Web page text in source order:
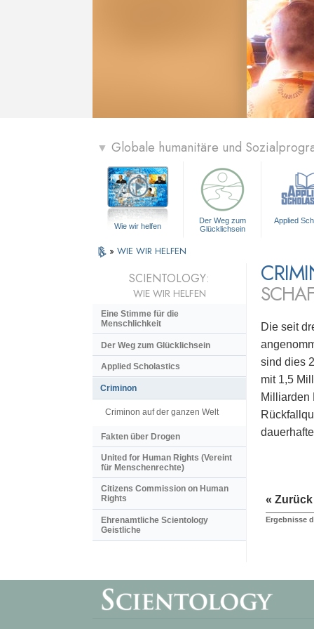
▼ Globale humanitäre und
Wie wir helfen
Der Weg zum
Glücklichsein
Applied
» WIE WIR HELFEN
Die seit
sind dies
mit 1,5
Milliarden
« Zurück
Ergebnisse
SCIENTOLOGY:
WIE WIR HELFEN
Eine Stimme für die
Menschlichkeit
Der Weg zum Glücklichsein
Applied Scholastics
Criminon
Criminon auf der ganzen Welt
Fakten über Drogen
United for Human Rights (Vereint
für Menschenrechte)
Citizens Commission on Human
Rights
Ehrenamtliche Scientology
Geistliche